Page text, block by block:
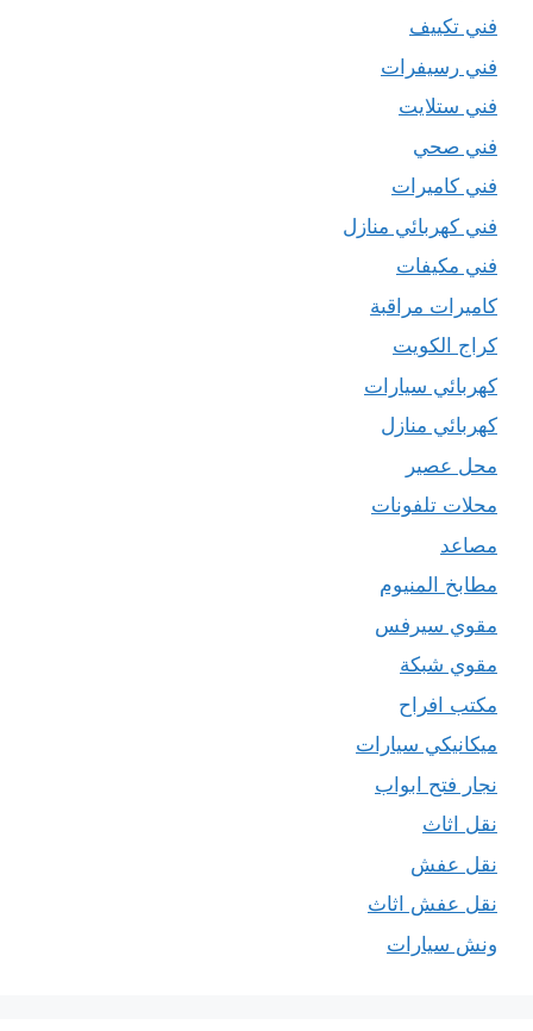
فني تكييف
فني رسيفرات
فني ستلايت
فني صحي
فني كاميرات
فني كهربائي منازل
فني مكيفات
كاميرات مراقبة
كراج الكويت
كهربائي سيارات
كهربائي منازل
محل عصير
محلات تلفونات
مصاعد
مطابخ المنيوم
مقوي سيرفس
مقوي شبكة
مكتب افراح
ميكانيكي سيارات
نجار فتح ابواب
نقل اثاث
نقل عفش
نقل عفش اثاث
ونش سيارات